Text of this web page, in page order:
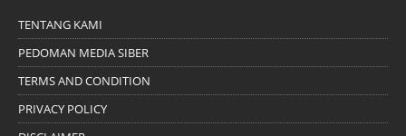
TENTANG KAMI
PEDOMAN MEDIA SIBER
TERMS AND CONDITION
PRIVACY POLICY